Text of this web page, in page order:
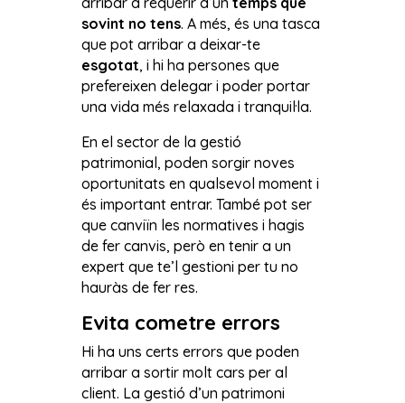
sovint no tens. A més, és una tasca
que pot arribar a deixar-te
esgotat, i hi ha persones que
prefereixen delegar i poder portar
una vida més relaxada i tranquil·la.
En el sector de la gestió
patrimonial, poden sorgir noves
oportunitats en qualsevol moment i
és important entrar. També pot ser
que canviïn les normatives i hagis
de fer canvis, però en tenir a un
expert que te’l gestioni per tu no
hauràs de fer res.
Evita cometre errors
Hi ha uns certs errors que poden
arribar a sortir molt cars per al
client. La gestió d’un patrimoni